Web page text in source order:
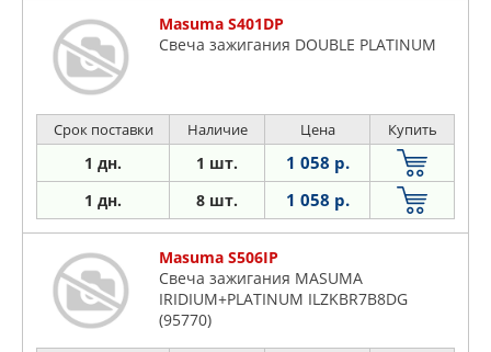
Masuma S401DP
Свеча зажигания DOUBLE PLATINUM
Срок поставки Наличие Цена Купить
1 дн. 1 шт. 1 058 р.
1 дн. 8 шт. 1 058 р.
Masuma S506IP
Свеча зажигания MASUMA
IRIDIUM+PLATINUM ILZKBR7B8DG
(95770)